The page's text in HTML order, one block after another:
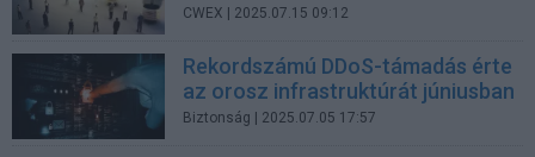
CWEX | 2025.07.15 09:12
Rekordszámú DDoS-támadás érte
az orosz infrastruktúrát júniusban
Biztonság | 2025.07.05 17:57